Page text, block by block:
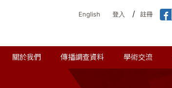
English 登入 / 註冊
關於我們 傳播調查資料 學術交流